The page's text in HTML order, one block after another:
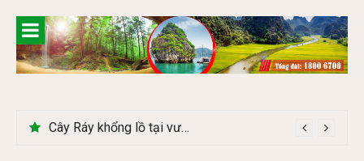
content
Cây Ráy khổng lồ tại vườn Quốc gia Cúc Phương